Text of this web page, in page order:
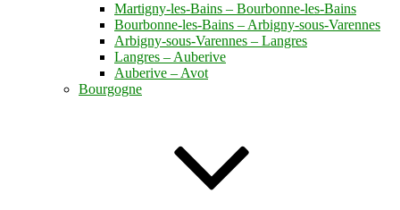
Martigny-les-Bains – Bourbonne-les-Bains
Bourbonne-les-Bains – Arbigny-sous-Varennes
Arbigny-sous-Varennes – Langres
Langres – Auberive
Auberive – Avot
Bourgogne